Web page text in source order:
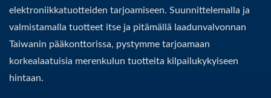
elektroniikkatuotteiden tarjoamiseen. Suunnittelemalla ja
valmistamalla tuotteet itse ja pitämällä laadunvalvonnan
Taiwanin pääkonttorissa, pystymme tarjoamaan
korkealaatuisia merenkulun tuotteita kilpailukykyiseen
hintaan.